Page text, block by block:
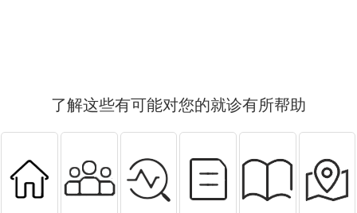
了解这些有可能对您的就诊有所帮助